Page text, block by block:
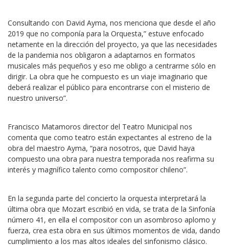
Consultando con David Ayma, nos menciona que desde el año
2019 que no componía para la Orquesta,” estuve enfocado
netamente en la dirección del proyecto, ya que las necesidades
de la pandemia nos obligaron a adaptarnos en formatos
musicales más pequeños y eso me obligo a centrarme sólo en
dirigir. La obra que he compuesto es un viaje imaginario que
deberá realizar el público para encontrarse con el misterio de
nuestro universo”.
Francisco Matamoros director del Teatro Municipal nos
comenta que como teatro están expectantes al estreno de la
obra del maestro Ayma, “para nosotros, que David haya
compuesto una obra para nuestra temporada nos reafirma su
interés y magnífico talento como compositor chileno”.
En la segunda parte del concierto la orquesta interpretará la
última obra que Mozart escribió en vida, se trata de la Sinfonía
número 41, en ella el compositor con un asombroso aplomo y
fuerza, crea esta obra en sus últimos momentos de vida, dando
cumplimiento a los mas altos ideales del sinfonismo clásico.